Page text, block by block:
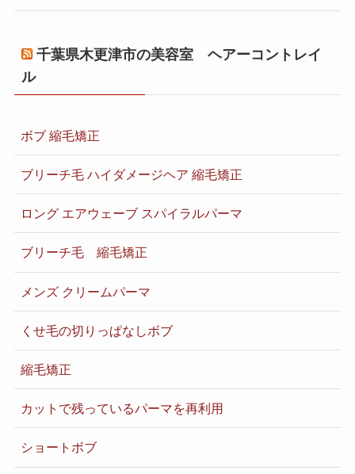
千葉県木更津市の美容室 ヘアーコントレイ
ル
ボブ 縮毛矯正
ブリーチ毛 ハイダメージヘア 縮毛矯正
ロング エアウェーブ スパイラルパーマ
ブリーチ毛 縮毛矯正
メンズ クリームパーマ
くせ毛の切りっぱなしボブ
縮毛矯正
カットで残っているパーマを再利用
ショートボブ